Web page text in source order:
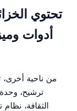
تحتوي
أدوات
من ناحية
ترشيح،
الثقافة،